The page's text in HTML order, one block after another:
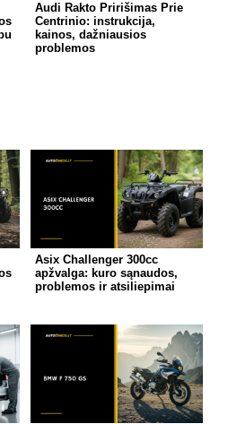
Audi Rakto Pririšimas Prie
Centrinio: instrukcija,
kainos, dažniausios
problemos
Asix Challenger 300cc
apžvalga: kuro sąnaudos,
problemos ir atsiliepimai